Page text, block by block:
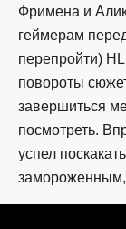
Фримена и
геймерам
перепройти)
повороты
завершиться
посмотреть.
успел
замороженным,